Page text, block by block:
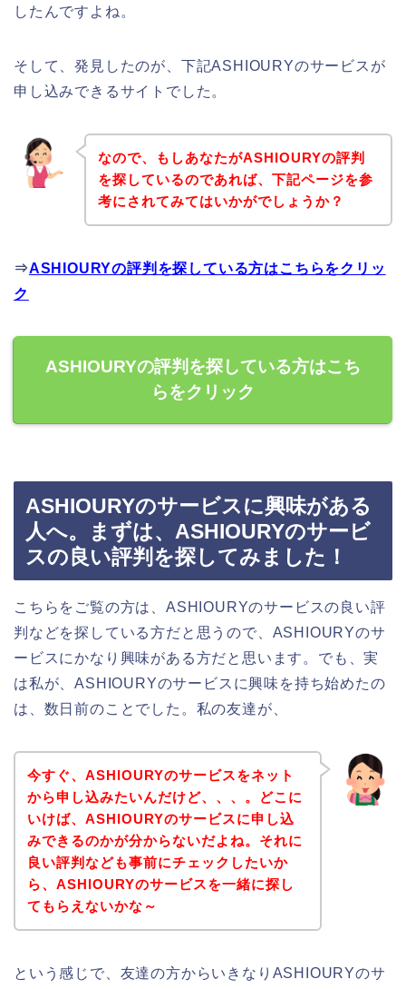
したんですよね。
そして、発見したのが、下記ASHIOURYのサービスが
申し込みできるサイトでした。
なので、もしあなたがASHIOURYの評判
を探しているのであれば、下記ページを参
考にされてみてはいかがでしょうか？
⇒ASHIOURYの評判を探している方はこちらをクリッ
ク
ASHIOURYの評判を探している方はこち
らをクリック
ASHIOURYのサービスに興味がある
人へ。まずは、ASHIOURYのサービ
スの良い評判を探してみました！
こちらをご覧の方は、ASHIOURYのサービスの良い評
判などを探している方だと思うので、ASHIOURYのサ
ービスにかなり興味がある方だと思います。でも、実
は私が、ASHIOURYのサービスに興味を持ち始めたの
は、数日前のことでした。私の友達が、
今すぐ、ASHIOURYのサービスをネット
から申し込みたいんだけど、、、。どこに
いけば、ASHIOURYのサービスに申し込
みできるのかが分からないだよね。それに
良い評判なども事前にチェックしたいか
ら、ASHIOURYのサービスを一緒に探し
てもらえないかな～
という感じで、友達の方からいきなりASHIOURYのサ